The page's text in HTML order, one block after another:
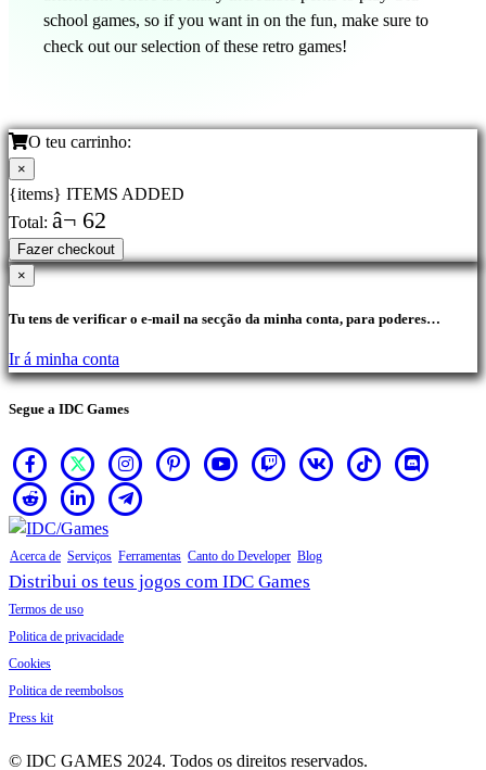
school games, so if you want in on the fun, make sure to
check out our selection of these retro games!
O teu carrinho:
×
{items} ITEMS ADDED
Total: â¬ 62
Fazer checkout
×
Tu tens de verificar o e-mail na secção da minha conta, para poderes
Ir á minha conta
Segue a IDC Games
Acerca de Serviços Ferramentas Canto do Developer Blog
Distribui os teus jogos com IDC Games
Termos de uso
Politica de privacidade
Cookies
Politica de reembolsos
Press kit
© IDC GAMES 2024. Todos os direitos reservados.